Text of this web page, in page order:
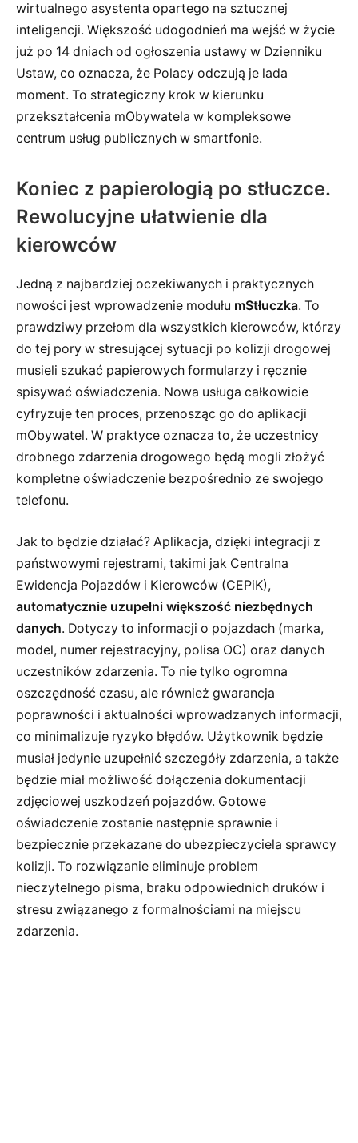
wirtualnego asystenta opartego na sztucznej
inteligencji. Większość udogodnień ma wejść w życie
już po 14 dniach od ogłoszenia ustawy w Dzienniku
Ustaw, co oznacza, że Polacy odczują je lada
moment. To strategiczny krok w kierunku
przekształcenia mObywatela w kompleksowe
centrum usług publicznych w smartfonie.
Koniec z papierologią po stłuczce.
Rewolucyjne ułatwienie dla
kierowców
Jedną z najbardziej oczekiwanych i praktycznych
nowości jest wprowadzenie modułu mStłuczka. To
prawdziwy przełom dla wszystkich kierowców, którzy
do tej pory w stresującej sytuacji po kolizji drogowej
musieli szukać papierowych formularzy i ręcznie
spisywać oświadczenia. Nowa usługa całkowicie
cyfryzuje ten proces, przenosząc go do aplikacji
mObywatel. W praktyce oznacza to, że uczestnicy
drobnego zdarzenia drogowego będą mogli złożyć
kompletne oświadczenie bezpośrednio ze swojego
telefonu.
Jak to będzie działać? Aplikacja, dzięki integracji z
państwowymi rejestrami, takimi jak Centralna
Ewidencja Pojazdów i Kierowców (CEPiK),
automatycznie uzupełni większość niezbędnych
danych. Dotyczy to informacji o pojazdach (marka,
model, numer rejestracyjny, polisa OC) oraz danych
uczestników zdarzenia. To nie tylko ogromna
oszczędność czasu, ale również gwarancja
poprawności i aktualności wprowadzanych informacji,
co minimalizuje ryzyko błędów. Użytkownik będzie
musiał jedynie uzupełnić szczegóły zdarzenia, a także
będzie miał możliwość dołączenia dokumentacji
zdjęciowej uszkodzeń pojazdów. Gotowe
oświadczenie zostanie następnie sprawnie i
bezpiecznie przekazane do ubezpieczyciela sprawcy
kolizji. To rozwiązanie eliminuje problem
nieczytelnego pisma, braku odpowiednich druków i
stresu związanego z formalnościami na miejscu
zdarzenia.